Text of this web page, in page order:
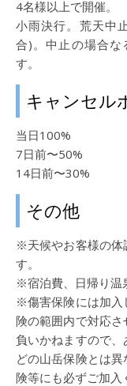
4名様以上で開催。
小雨決行。荒天中
合)。中止の場合な
す。
キャンセル
当日100%
7日前〜50%
14日前〜30%
その他
※天候やお客様の体
す。
※宿泊費、日帰り温
※傷害保険には加入
険の範囲内で対応
負いかねますので
どの山岳保険とは
険等にも必ずご加入